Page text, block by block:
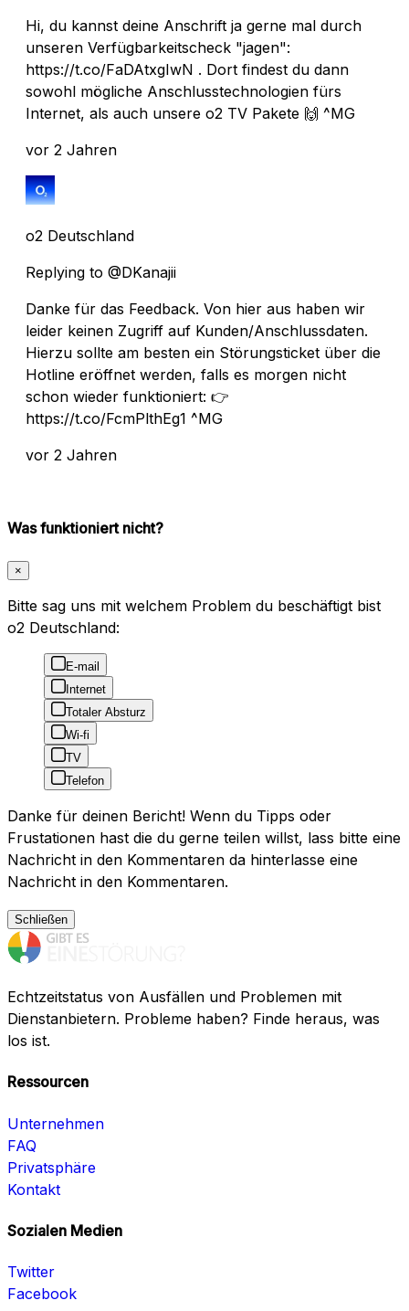
Hi, du kannst deine Anschrift ja gerne mal durch
unseren Verfügbarkeitscheck "jagen":
https://t.co/FaDAtxgIwN . Dort findest du dann
sowohl mögliche Anschlusstechnologien fürs
Internet, als auch unsere o2 TV Pakete 🙌 ^MG
vor 2 Jahren
o2 Deutschland
Replying to @DKanajii
Danke für das Feedback. Von hier aus haben wir
leider keinen Zugriff auf Kunden/Anschlussdaten.
Hierzu sollte am besten ein Störungsticket über die
Hotline eröffnet werden, falls es morgen nicht
schon wieder funktioniert: 👉
https://t.co/FcmPlthEg1 ^MG
vor 2 Jahren
Was funktioniert nicht?
×
Bitte sag uns mit welchem Problem du beschäftigt bist
o2 Deutschland:
E-mail
Internet
Totaler Absturz
Wi-fi
TV
Telefon
Danke für deinen Bericht! Wenn du Tipps oder
Frustationen hast die du gerne teilen willst, lass bitte eine
Nachricht in den Kommentaren da hinterlasse eine
Nachricht in den Kommentaren.
Schließen
Echtzeitstatus von Ausfällen und Problemen mit
Dienstanbietern. Probleme haben? Finde heraus, was
los ist.
Ressourcen
Unternehmen
FAQ
Privatsphäre
Kontakt
Sozialen Medien
Twitter
Facebook